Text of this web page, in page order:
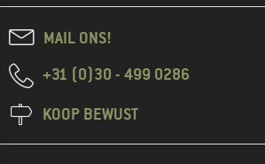
MAIL ONS!
+31 (0)30 - 499 0286
KOOP BEWUST